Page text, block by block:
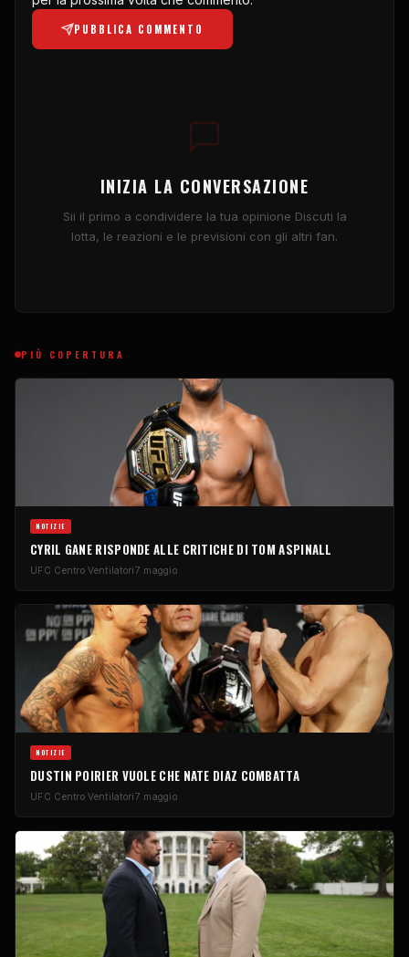
PUBBLICA COMMENTO
INIZIA LA CONVERSAZIONE
Sii il primo a condividere la tua opinione Discuti la
lotta, le reazioni e le previsioni con gli altri fan.
PIÙ COPERTURA
NOTIZIE
CYRIL GANE RISPONDE ALLE CRITICHE DI TOM ASPINALL
UFC Centro Ventilatori7 maggio
NOTIZIE
DUSTIN POIRIER VUOLE CHE NATE DIAZ COMBATTA
UFC Centro Ventilatori7 maggio